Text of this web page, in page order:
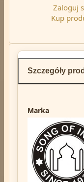
Zaloguj
Kup
Szczegóły
Marka